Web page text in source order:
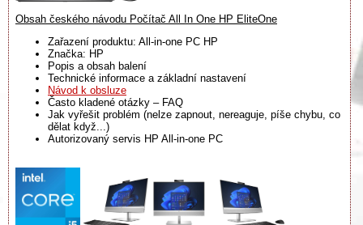
Obsah českého návodu Počítač All In One HP EliteOne
Zařazení produktu: All-in-one PC HP
Značka: HP
Popis a obsah balení
Technické informace a základní nastavení
Návod k obsluze
Často kladené otázky – FAQ
Jak vyřešit problém (nelze zapnout, nereaguje, píše chybu, co
dělat když...)
Autorizovaný servis HP All-in-one PC